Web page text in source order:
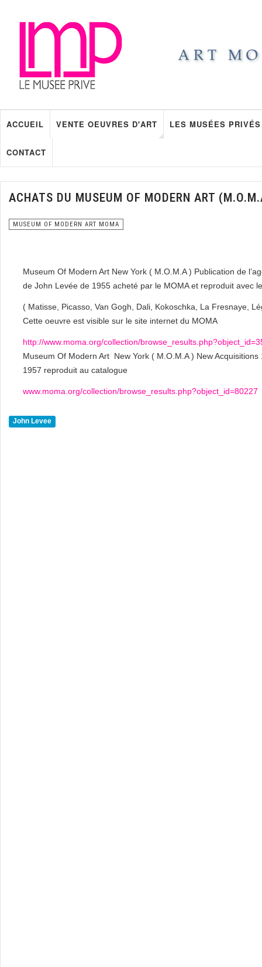
ACCUEIL VENTE OEUVRES D'ART LES MUSÉES PRIVÉS
CONTACT
ACHATS DU MUSEUM OF MODERN ART
MUSEUM OF MODERN ART MOMA
Museum Of Modern Art New York ( M.O.M.A ) Publication de
de John Levée de 1955 acheté par le MOMA et reproduit avec
( Matisse, Picasso, Van Gogh, Dali, Kokoschka, La Fresnaye,
Cette oeuvre est visible sur le site internet du MOMA
http://www.moma.org/collection/
Museum Of Modern Art New York ( M.O.M.A ) New Acquisitions
1957 reproduit au catalogue
www.moma.org/collection/browse_results.php?object_id=80227
John Levee